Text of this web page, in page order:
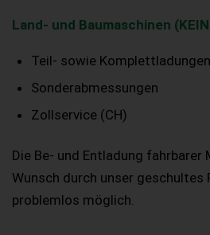
Land- und Baumaschinen
Teil- sowie Komplettladungen
Sonderabmessungen
Zollservice (CH)
Die Be- und Entladung fahrbarer
Wunsch durch unser geschultes
problemlos möglich.